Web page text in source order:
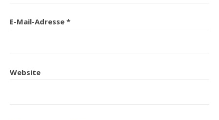
E-Mail-Adresse *
Website